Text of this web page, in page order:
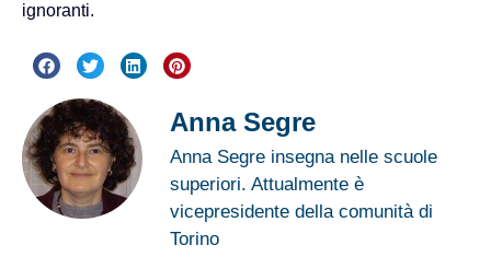
ignoranti.
Anna Segre
Anna Segre insegna nelle scuole
superiori. Attualmente è
vicepresidente della comunità di
Torino